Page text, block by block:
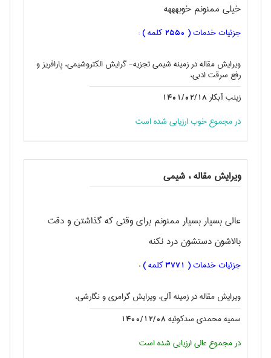
خیلی ممنونم خوبهههه
جزئیات خدمات ( 2550 کلمه ) :
ویرایش مقاله در زمینه شیمی تجزیه- گرایش الکتروشیمی، پارافریز و
رفع سرقت ادبی،
زینب آبکار 1401/02/18
در مجموع خوب ارزیابی شده است
ویرایش مقاله ، شيمی
عالی بسیار بسیار ممنونم برای وقتی که گذاشتن و دقت
بالاشون دستشون درد نکنه
جزئیات خدمات ( 3771کلمه ) :
ویرایش مقاله در زمینه آلی، ویرایش گرامری و نگارشی،
سمیه محمدی سدکوئیه 1400/12/08
در مجموع عالی ارزیابی شده است